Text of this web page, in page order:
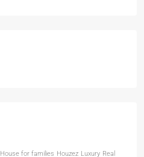
House for families Houzez Luxury Real